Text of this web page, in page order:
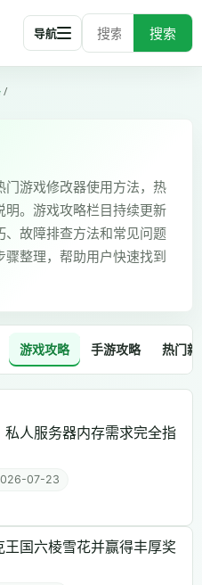
搜索
导航
/
游戏修改器使用方法，热
明。游戏攻略栏目持续更新
故障排查方法和常见问题
整理，帮助用户快速找到
游戏攻略 手游攻略 热门新
私人服务器内存需求完全指
07-23
王国六棱雪花并赢得丰厚奖